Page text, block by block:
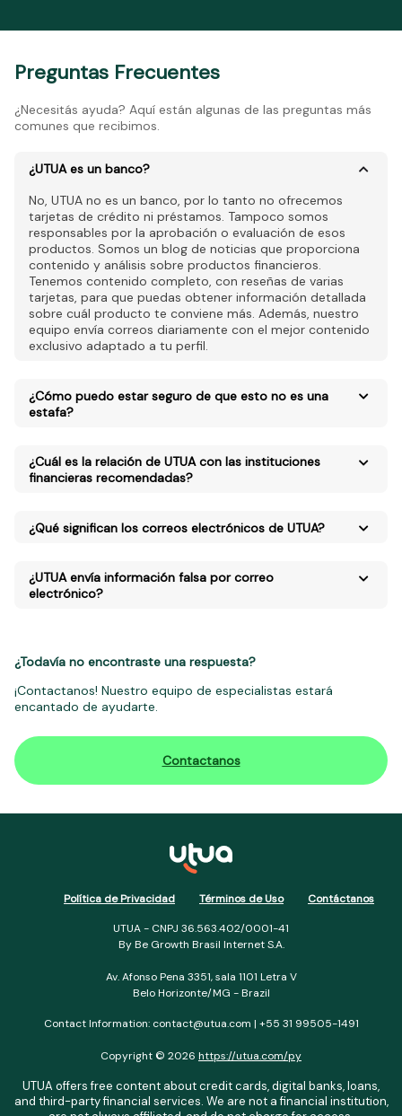
Preguntas Frecuentes
¿Necesitás ayuda? Aquí están algunas de las preguntas más
comunes que recibimos.
¿UTUA es un banco?
No, UTUA no es un banco, por lo tanto no ofrecemos
tarjetas de crédito ni préstamos. Tampoco somos
responsables por la aprobación o evaluación de esos
productos. Somos un blog de noticias que proporciona
contenido y análisis sobre productos financieros.
Tenemos contenido completo, con reseñas de varias
tarjetas, para que puedas obtener información detallada
sobre cuál producto te conviene más. Además, nuestro
equipo envía correos diariamente con el mejor contenido
exclusivo adaptado a tu perfil.
¿Cómo puedo estar seguro de que esto no es una
estafa?
¿Cuál es la relación de UTUA con las instituciones
financieras recomendadas?
¿Qué significan los correos electrónicos de UTUA?
¿UTUA envía información falsa por correo
electrónico?
¿Todavía no encontraste una respuesta?
¡Contactanos! Nuestro equipo de especialistas estará
encantado de ayudarte.
Contactanos
Política de Privacidad Términos de Uso Contáctanos
UTUA - CNPJ 36.563.402/0001-41
By Be Growth Brasil Internet S.A.
Av. Afonso Pena 3351, sala 1101 Letra V
Belo Horizonte/MG - Brazil
Contact Information: contact@utua.com | +55 31 99505-1491
Copyright © 2026 https://utua.com/py
UTUA offers free content about credit cards, digital banks, loans,
and third-party financial services. We are not a financial institution,